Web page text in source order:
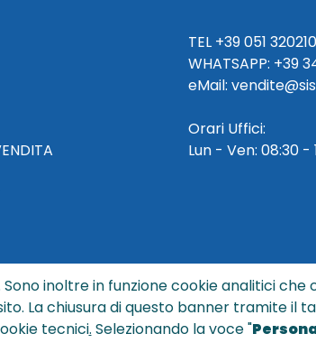
TEL +39 051 320210
WHATSAPP: +39
eMail:
Orari Uffici:
Lun - Ven: 08:30 -
- All rights reserved
sisterssrl@legalmail.it
inoltre in funzione cookie analitici che
La chiusura di questo banner tramite il
tecnici. Selezionando la voce "